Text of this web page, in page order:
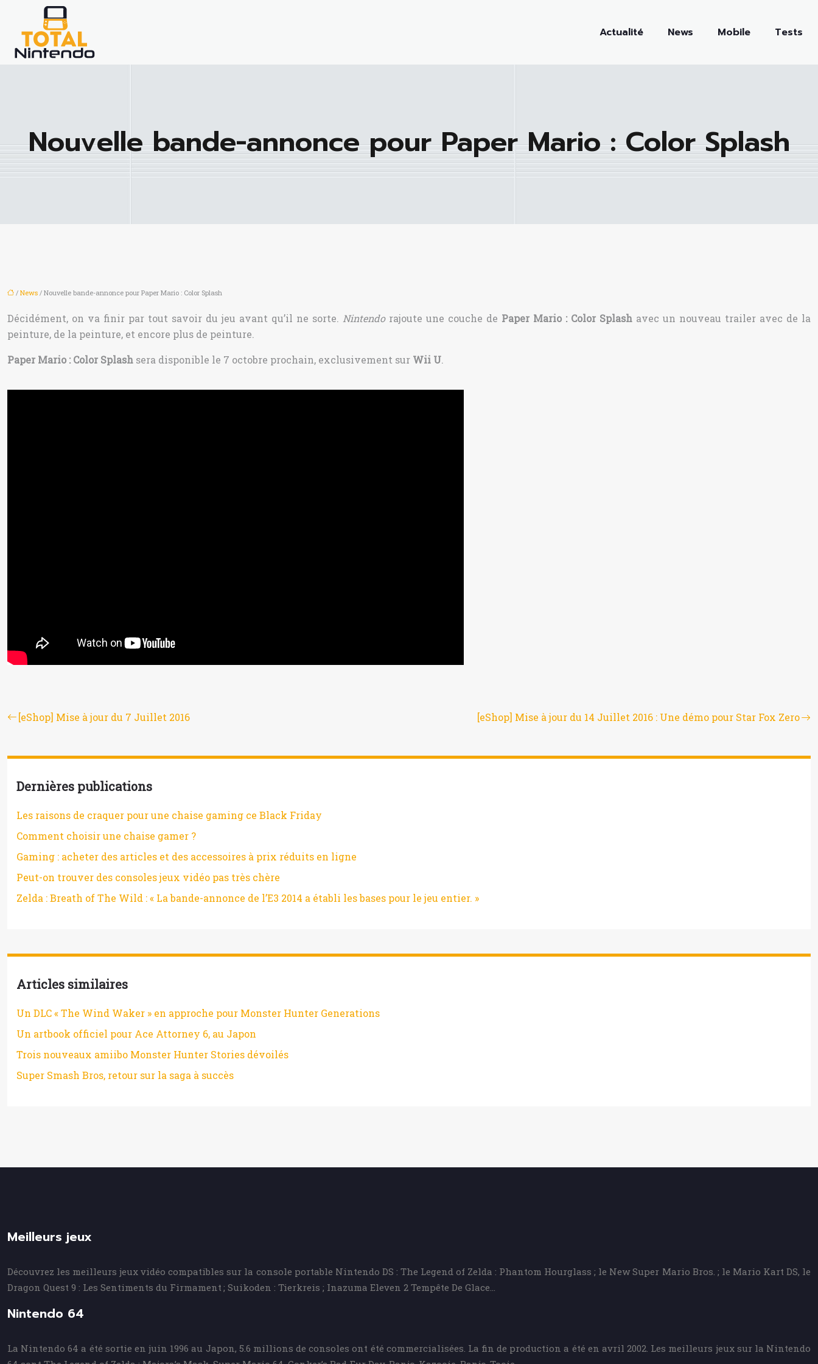
Actualité News Mobile Tests
Nouvelle bande-annonce pour Paper Mario : Color Splash
/ News / Nouvelle bande-annonce pour Paper Mario : Color Splash
Décidément, on va finir par tout savoir du jeu avant qu’il ne sorte. Nintendorajoute une couche de Paper Mario : Color Splash avec un nouveau trailer avec de la
peinture, de la peinture, et encore plus de peinture.
Paper Mario : Color Splash sera disponible le 7 octobre prochain, exclusivement sur Wii U.
[eShop] Mise à jour du 7 Juillet 2016 [eShop] Mise à jour du 14 Juillet 2016 : Une démo pour Star Fox Zero
Dernières publications
Les raisons de craquer pour une chaise gaming ce Black Friday
Comment choisir une chaise gamer ?
Gaming : acheter des articles et des accessoires à prix réduits en ligne
Peut-on trouver des consoles jeux vidéo pas très chère
Zelda : Breath of The Wild : « La bande-annonce de l’E3 2014 a établi les bases pour le jeu entier. »
Articles similaires
Un DLC « The Wind Waker » en approche pour Monster Hunter Generations
Un artbook officiel pour Ace Attorney 6, au Japon
Trois nouveaux amiibo Monster Hunter Stories dévoilés
Super Smash Bros, retour sur la saga à succès
Meilleurs jeux
Découvrez les meilleurs jeux vidéo compatibles sur la console portable Nintendo DS : The Legend of Zelda : Phantom Hourglass ; le New Super Mario Bros. ; le Mario Kart DS, le
Dragon Quest 9 : Les Sentiments du Firmament ; Suikoden : Tierkreis ; Inazuma Eleven 2 Tempête De Glace…
Nintendo 64
La Nintendo 64 a été sortie en juin 1996 au Japon, 5.6 millions de consoles ont été commercialisées. La fin de production a été en avril 2002. Les meilleurs jeux sur la Nintendo